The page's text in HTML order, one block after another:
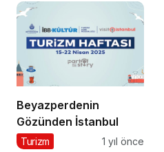
Beyazperdenin
Gözünden İstanbul
Turizm 1 yıl önce